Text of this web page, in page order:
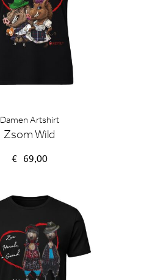
Damen Artshirt
Zsom Wild
€ 69,00